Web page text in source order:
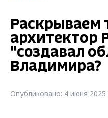
Раскрываем
архитектор
"создавал
Владимира?
Опубликовано: 4 июня 2025